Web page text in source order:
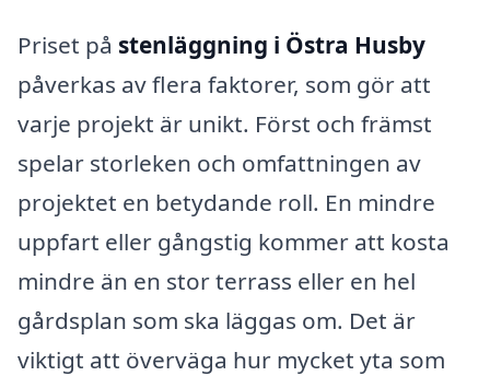
Priset på stenläggning i Östra Husby
påverkas av flera faktorer, som gör att
varje projekt är unikt. Först och främst
spelar storleken och omfattningen av
projektet en betydande roll. En mindre
uppfart eller gångstig kommer att kosta
mindre än en stor terrass eller en hel
gårdsplan som ska läggas om. Det är
viktigt att överväga hur mycket yta som